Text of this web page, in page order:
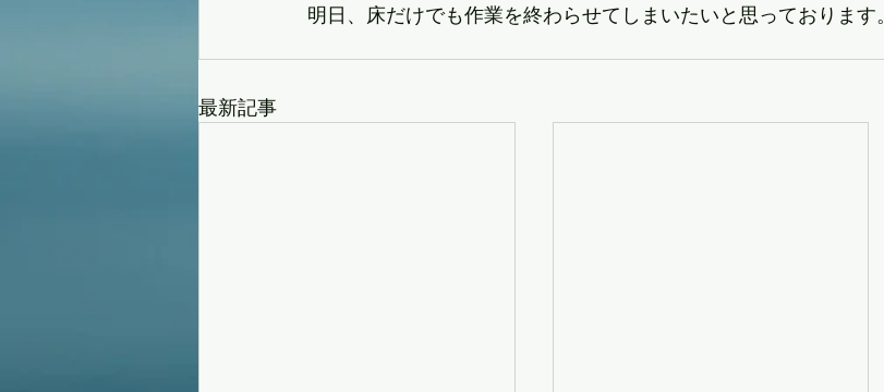
明日、床だけでも作業を終わらせてしまいたいと思っております。
最新記事